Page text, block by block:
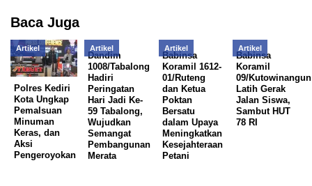
Baca Juga
Artikel
Polres Kediri
Kota Ungkap
Pemalsuan
Minuman
Keras, dan
Aksi
Pengeroyokan
Artikel
Dandim
1008/Tabalong
Hadiri
Peringatan
Hari Jadi Ke-
59 Tabalong,
Wujudkan
Semangat
Pembangunan
Merata
Artikel
Babinsa
Koramil 1612-
01/Ruteng
dan Ketua
Poktan
Bersatu
dalam Upaya
Meningkatkan
Kesejahteraan
Petani
Artikel
Babinsa
Koramil
09/Kutowinangun
Latih Gerak
Jalan Siswa,
Sambut HUT
78 RI